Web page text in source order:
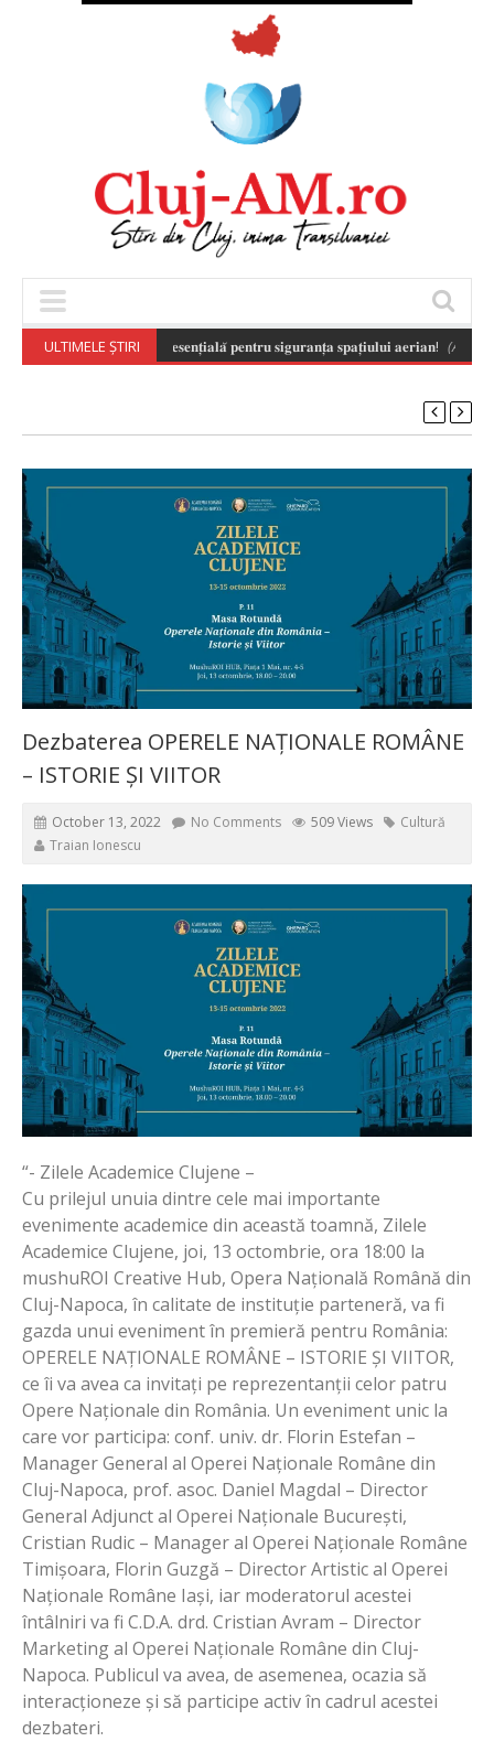
ULTIMELE ȘTIRI
𝐚 𝐝𝐫𝐨𝐧𝐞𝐥𝐨𝐫 𝐞𝐬𝐭𝐞 𝐞𝐬𝐞𝐧𝐭̦𝐢𝐚𝐥𝐚̆ 𝐩𝐞𝐧𝐭𝐫𝐮 𝐬𝐢𝐠𝐮𝐫𝐚𝐧𝐭̦𝐚 𝐬𝐩𝐚𝐭̦𝐢𝐮𝐥𝐮𝐢 𝐚𝐞𝐫𝐢𝐚𝐧! (August 7,
Dezbaterea OPERELE NAȚIONALE ROMÂNE
– ISTORIE ȘI VIITOR
October 13, 2022 No Comments 509 Views
Cultură
Traian Ionescu
“- Zilele Academice Clujene –
Cu prilejul unuia dintre cele mai importante
evenimente academice din această toamnă, Zilele
Academice Clujene, joi, 13 octombrie, ora 18:00 la
mushuROI Creative Hub, Opera Națională Română din
Cluj-Napoca, în calitate de instituție parteneră, va fi
gazda unui eveniment în premieră pentru România:
OPERELE NAȚIONALE ROMÂNE – ISTORIE ȘI VIITOR,
ce îi va avea ca invitați pe reprezentanții celor patru
Opere Naționale din România. Un eveniment unic la
care vor participa: conf. univ. dr. Florin Estefan –
Manager General al Operei Naționale Române din
Cluj-Napoca, prof. asoc. Daniel Magdal – Director
General Adjunct al Operei Naționale București,
Cristian Rudic – Manager al Operei Naționale Române
Timișoara, Florin Guzgă – Director Artistic al Operei
Naționale Române Iași, iar moderatorul acestei
întâlniri va fi C.D.A. drd. Cristian Avram – Director
Marketing al Operei Naționale Române din Cluj-
Napoca. Publicul va avea, de asemenea, ocazia să
interacționeze și să participe activ în cadrul acestei
dezbateri.